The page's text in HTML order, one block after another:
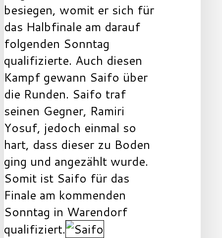
besiegen, womit er sich für
das Halbfinale am darauf
folgenden Sonntag
qualifizierte. Auch diesen
Kampf gewann Saifo über
die Runden. Saifo traf
seinen Gegner, Ramiri
Yosuf, jedoch einmal so
hart, dass dieser zu Boden
ging und angezählt wurde.
Somit ist Saifo für das
Finale am kommenden
Sonntag in Warendorf
qualifiziert.